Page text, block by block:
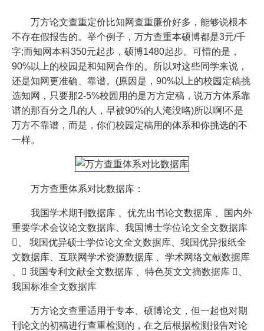
万方论文查重定价比知网查重廉价好多，能够说根本
不存在假报告的。举个例子，万方查重本硕博都是3元/千
字;而知网本科350元起步，硕博1480起步。可惜的是，
90%以上的校园是和知网合作的。所以对这些同学来说，
还是知网更准确、靠谱。(原因是，90%以上的校园定稿挑
选知网，只要那2-5%校园用的是万方定稿，说万方体系靠
谱的那百分之几的人，早被90%的人淹没咯)所以啊!不是
万方不靠谱，而是，你们校园定稿用的体系和你挑选的不
一样。
万方查重体系对比数据库：
我国学术期刊数据库 、优先出书论文数据库 、国内外
重要学术会议论文数据库、我国博士学位论文全文数据库
、 我国优异硕士学位论文全文数据库、我国优异报纸全
文数据库、互联网学术资源数据库 、学术网络文献数据库
、 我国专利文献全文数据库 、特色英文文摘数据库 、
我国标准全文数据库
万方论文查重适用于专本、硕博论文，但一起也对期
刊论文的初稿进行查重检测的，在之后根据检测报告对论